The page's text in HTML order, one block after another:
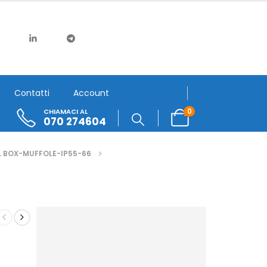
Contatti Account
CHIAMACI AL
070 274604
0
BOX-MUFFOLE-IP55-66